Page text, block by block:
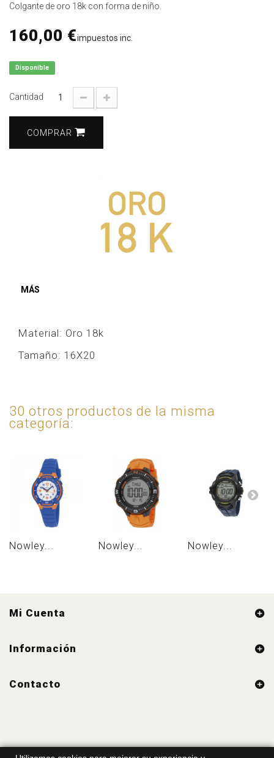
Colgante de oro 18k con forma de niño.
160,00 €impuestos inc.
Disponible
Cantidad
COMPRAR
MÁS
Material: Oro 18k
Tamaño: 16X20
30 otros productos de la misma
categoría:
Nowley... Nowley... Nowley...
Mi Cuenta
Información
Contacto